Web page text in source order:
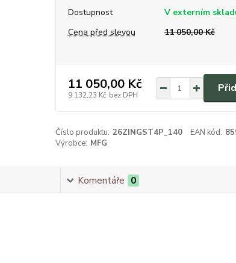
Dostupnost
V externím
Cena před slevou
11 050,00 Kč
11 050,00 Kč
9 132,23 Kč bez DPH
Číslo produktu: 26ZINGST4P_140 EAN kód:
Výrobce: MFG
Komentáře 0